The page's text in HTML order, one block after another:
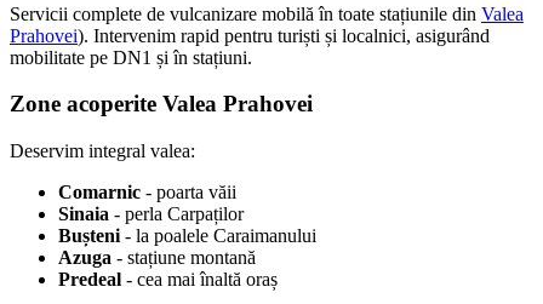
Servicii complete de vulcanizare mobilă în toate stațiunile din Valea
Prahovei). Intervenim rapid pentru turiști și localnici, asigurând
mobilitate pe DN1 și în stațiuni.
Zone acoperite Valea Prahovei
Deservim integral valea:
Comarnic - poarta văii
Sinaia - perla Carpaților
Bușteni - la poalele Caraimanului
Azuga - stațiune montană
Predeal - cea mai înaltă oraș